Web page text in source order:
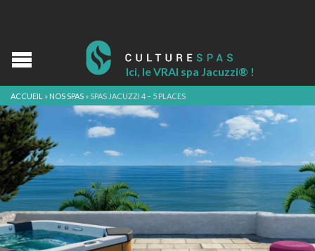
Ici, le VRAI spa Jacuzzi® !
ACCUEIL » NOS SPAS » SPAS JACUZZI 4 – 5 PLACES